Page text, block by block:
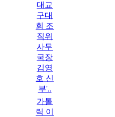
대교
구대
회 조
직위
사무
국장
김영
호 신
부'..
가톨
릭 이